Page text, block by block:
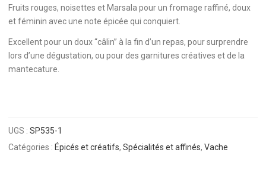
Fruits rouges, noisettes et Marsala pour un fromage raffiné, doux
et féminin avec une note épicée qui conquiert.
Excellent pour un doux “câlin” à la fin d’un repas, pour surprendre
lors d’une dégustation, ou pour des garnitures créatives et de la
mantecature.
UGS :SP535-1
Catégories : Épicés et créatifs,Spécialités et affinés,Vache